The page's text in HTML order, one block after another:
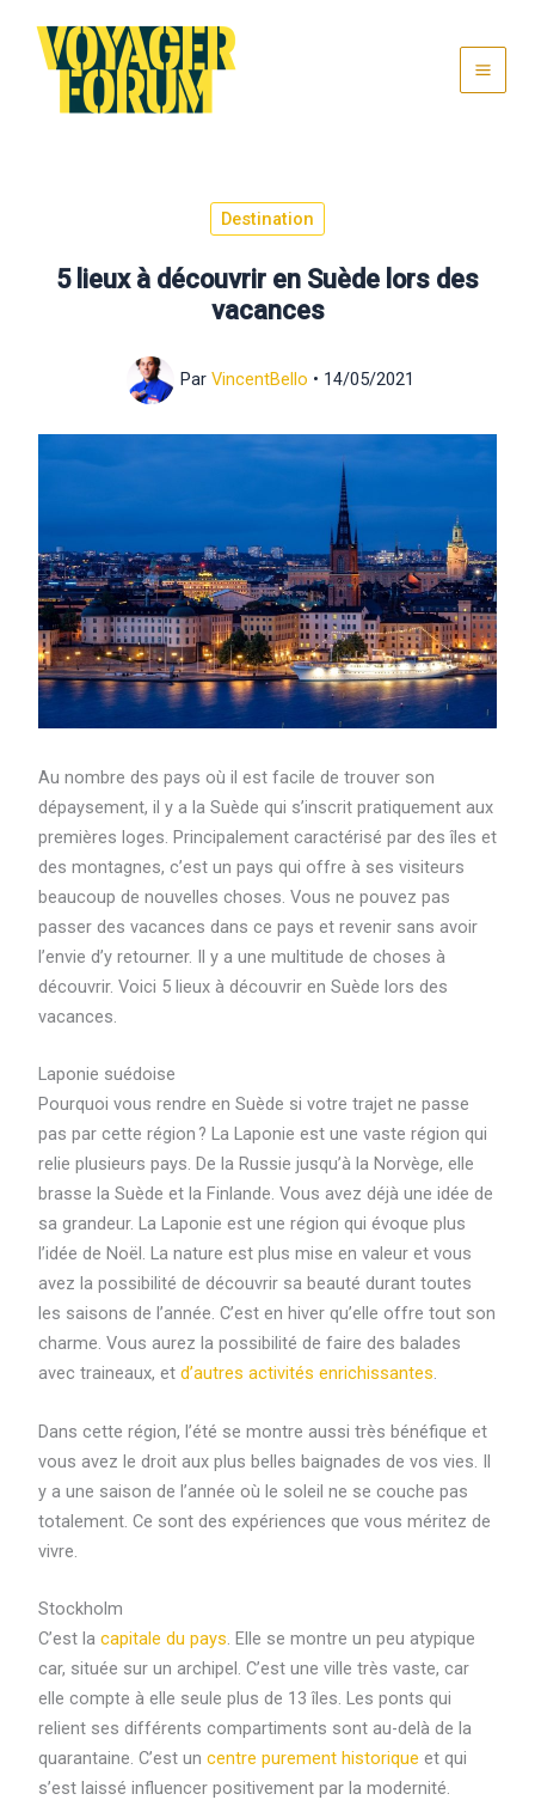
contenu
Destination
5 lieux à découvrir en Suède lors des
vacances
Par VincentBello • 14/05/2021
Au nombre des pays où il est facile de trouver son
dépaysement, il y a la Suède qui s’inscrit pratiquement aux
premières loges. Principalement caractérisé par des îles et
des montagnes, c’est un pays qui offre à ses visiteurs
beaucoup de nouvelles choses. Vous ne pouvez pas
passer des vacances dans ce pays et revenir sans avoir
l’envie d’y retourner. Il y a une multitude de choses à
découvrir. Voici 5 lieux à découvrir en Suède lors des
vacances.
Laponie suédoise
Pourquoi vous rendre en Suède si votre trajet ne passe
pas par cette région ? La Laponie est une vaste région qui
relie plusieurs pays. De la Russie jusqu’à la Norvège, elle
brasse la Suède et la Finlande. Vous avez déjà une idée de
sa grandeur. La Laponie est une région qui évoque plus
l’idée de Noël. La nature est plus mise en valeur et vous
avez la possibilité de découvrir sa beauté durant toutes
les saisons de l’année. C’est en hiver qu’elle offre tout son
charme. Vous aurez la possibilité de faire des balades
avec traineaux, et d’autres activités enrichissantes.
Dans cette région, l’été se montre aussi très bénéfique et
vous avez le droit aux plus belles baignades de vos vies. Il
y a une saison de l’année où le soleil ne se couche pas
totalement. Ce sont des expériences que vous méritez de
vivre.
Stockholm
C’est la capitale du pays. Elle se montre un peu atypique
car, située sur un archipel. C’est une ville très vaste, car
elle compte à elle seule plus de 13 îles. Les ponts qui
relient ses différents compartiments sont au-delà de la
quarantaine. C’est un centre purement historique et qui
s’est laissé influencer positivement par la modernité.